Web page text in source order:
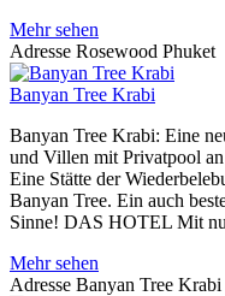
Mehr sehen
Adresse Rosewood Phuket
Banyan Tree Krabi
Banyan Tree Krabi: Eine
und Villen mit Privatpool
Eine Stätte der
Banyan Tree. Ein auch
Sinne! DAS HOTEL Mit
Mehr sehen
Adresse Banyan Tree Krabi